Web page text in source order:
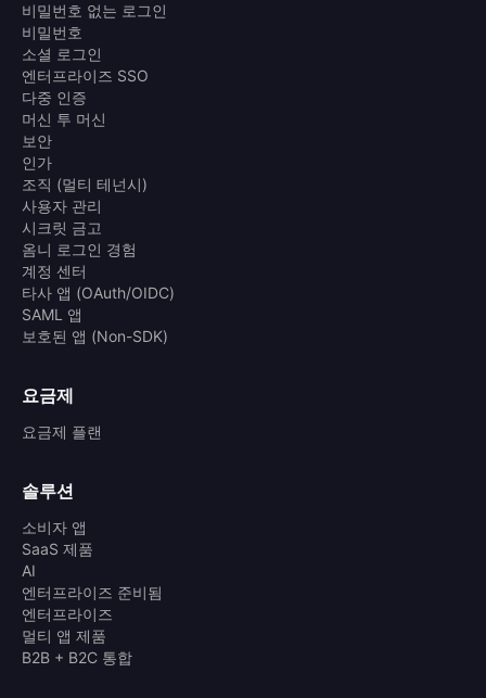
비밀번호 없는 로그인
비밀번호
소셜 로그인
엔터프라이즈 SSO
다중 인증
머신 투 머신
보안
인가
조직 (멀티 테넌시)
사용자 관리
시크릿 금고
옴니 로그인 경험
계정 센터
타사 앱 (OAuth/OIDC)
SAML 앱
보호된 앱 (Non-SDK)
요금제
요금제 플랜
솔루션
소비자 앱
SaaS 제품
AI
엔터프라이즈 준비됨
엔터프라이즈
멀티 앱 제품
B2B + B2C 통합